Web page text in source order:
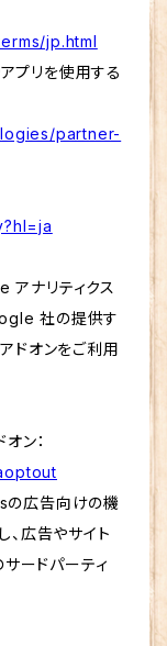
jp.html
プリを使用する
partner-
アナリティクス
社の提供す
ドオンをご利用
ン：
の広告向けの機
、広告やサイト
ードパーティ